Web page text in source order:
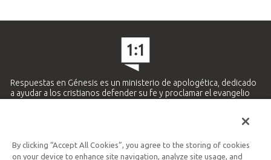
Respuestas en Génesis es un ministerio de apologética, dedicado
a ayudar a los cristianos defender su fe y proclamar el evangelio
Ministerio Hispano y Latinoamericano
By clicking “Accept All Cookies”, you agree to the storing of cookies
on your device to enhance site navigation, analyze site usage, and